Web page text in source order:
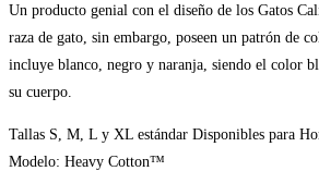
Un producto genial con el diseño de los Gatos
raza de gato, sin embargo, poseen un patrón de
incluye blanco, negro y naranja, siendo el color
su cuerpo.
Tallas S, M, L y XL estándar Disponibles para
Modelo: Heavy Cotton™